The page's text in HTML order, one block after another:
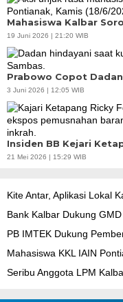
Mahasiswa Kalbar
19 Juni 2026 | 21:20 WIB
Prabowo Copot
3 Juni 2026 | 12:05 WIB
Insiden BB Kejari
21 Mei 2026 | 15:29 WIB
Kite Antar, Aplikasi Lokal
Bank Kalbar Dukung
PB IMTEK Dukung
Mahasiswa KKL IAIN
Seribu Anggota LPM